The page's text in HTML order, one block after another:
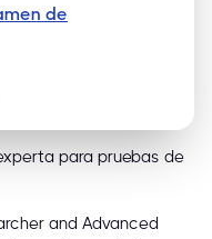
de
para pruebas de
and Advanced